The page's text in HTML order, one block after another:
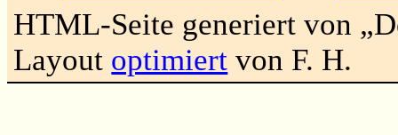
HTML-Seite generiert von
Layout optimiert von F. H.